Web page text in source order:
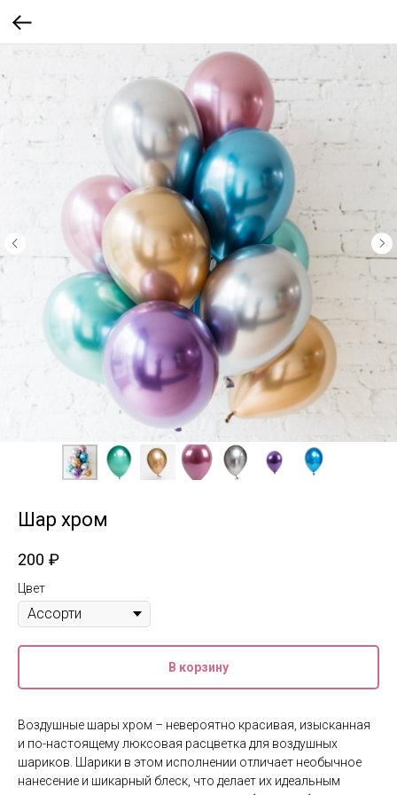
Шар хром
200 ₽
Цвет
В корзину
Воздушные шары хром – невероятно красивая, изысканная
и по-настоящему люксовая расцветка для воздушных
шариков. Шарики в этом исполнении отличает необычное
нанесение и шикарный блеск, что делает их идеальным